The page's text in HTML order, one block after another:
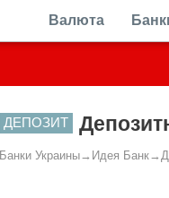
Валюта
ДЕПОЗИТ
Банки Украины→ Идея Банк→